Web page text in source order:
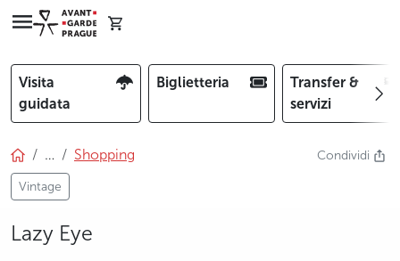
Visita
guidata
Biglietteria
Transfer &
servizi
… Shopping
Vintage
Condividi
Lazy Eye